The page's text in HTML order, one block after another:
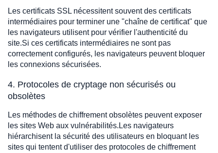
Les certificats SSL nécessitent souvent des certificats
intermédiaires pour terminer une "chaîne de certificat" que
les navigateurs utilisent pour vérifier l'authenticité du
site.Si ces certificats intermédiaires ne sont pas
correctement configurés, les navigateurs peuvent bloquer
les connexions sécurisées.
4. Protocoles de cryptage non sécurisés ou
obsolètes
Les méthodes de chiffrement obsolètes peuvent exposer
les sites Web aux vulnérabilités.Les navigateurs
hiérarchisent la sécurité des utilisateurs en bloquant les
sites qui tentent d'utiliser des protocoles de chiffrement